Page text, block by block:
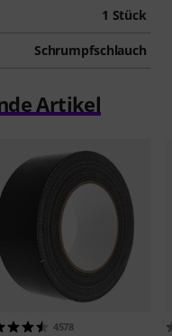
1 Stück
Schrumpfschlauch
Artikel
4578